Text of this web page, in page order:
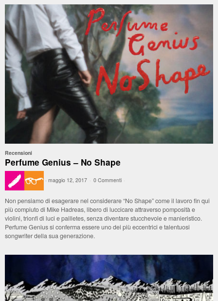
Recensioni
Perfume Genius – No Shape
· maggio 12, 2017 · 0 Commenti ·
Non pensiamo di esagerare nel considerare “No Shape” come il lavoro fin qui
più compiuto di Mike Hadreas, libero di luccicare attraverso pomposità e
violini, trionfi di luci e pailletes, senza diventare stucchevole e manieristico.
Perfume Genius si conferma essere uno dei più eccentrici e talentuosi
songwriter della sua generazione.